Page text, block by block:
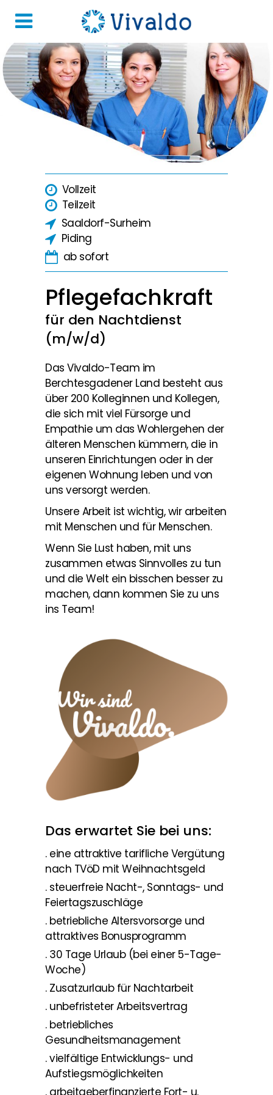
Vollzeit
Teilzeit
Saaldorf-Surheim
Piding
ab sofort
Pflegefachkraft
für den Nachtdienst
(m/w/d)
Das Vivaldo-Team im
Berchtesgadener Land besteht aus
über 200 Kolleginnen und Kollegen,
die sich mit viel Fürsorge und
Empathie um das Wohlergehen der
älteren Menschen kümmern, die in
unseren Einrichtungen oder in der
eigenen Wohnung leben und von
uns versorgt werden.
Unsere Arbeit ist wichtig, wir arbeiten
mit Menschen und für Menschen.
Wenn Sie Lust haben, mit uns
zusammen etwas Sinnvolles zu tun
und die Welt ein bisschen besser zu
machen, dann kommen Sie zu uns
ins Team!
Das erwartet Sie bei uns:
. eine attraktive tarifliche Vergütung
nach TVöD mit Weihnachtsgeld
. steuerfreie Nacht-, Sonntags- und
Feiertagszuschläge
. betriebliche Altersvorsorge und
attraktives Bonusprogramm
. 30 Tage Urlaub (bei einer 5-Tage-
Woche)
. Zusatzurlaub für Nachtarbeit
. unbefristeter Arbeitsvertrag
. betriebliches
Gesundheitsmanagement
. vielfältige Entwicklungs- und
Aufstiegsmöglichkeiten
. arbeitgeberfinanzierte Fort- u.